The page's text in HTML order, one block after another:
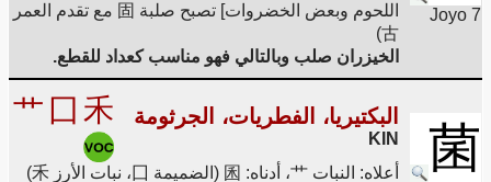
Joyo 7
اللحوم وبعض الخضروات] تصبح صلبة 固 مع تقدم العمر
古)
الخيزران صلب وبالتالي فهو مناسب كعداد للقطع.
菌
البكتيريا، الفطريات، الجرثومة
KIN
艹 囗 禾
أعلاه: النبات 艹، أدناه: 囷 (الضميمة 囗، نبات الأرز 禾)